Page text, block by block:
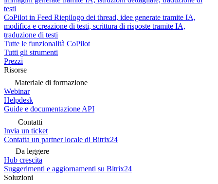
testi
CoPilot in Feed Riepilogo dei thread, idee generate tramite IA,
modifica e creazione di testi, scrittura di risposte tramite IA,
traduzione di testi
Tutte le funzionalità CoPilot
Tutti gli strumenti
Prezzi
Risorse
Materiale di formazione
Webinar
Helpdesk
Guide e documentazione API
Contatti
Invia un ticket
Contatta un partner locale di Bitrix24
Da leggere
Hub crescita
Suggerimenti e aggiornamenti su Bitrix24
Soluzioni